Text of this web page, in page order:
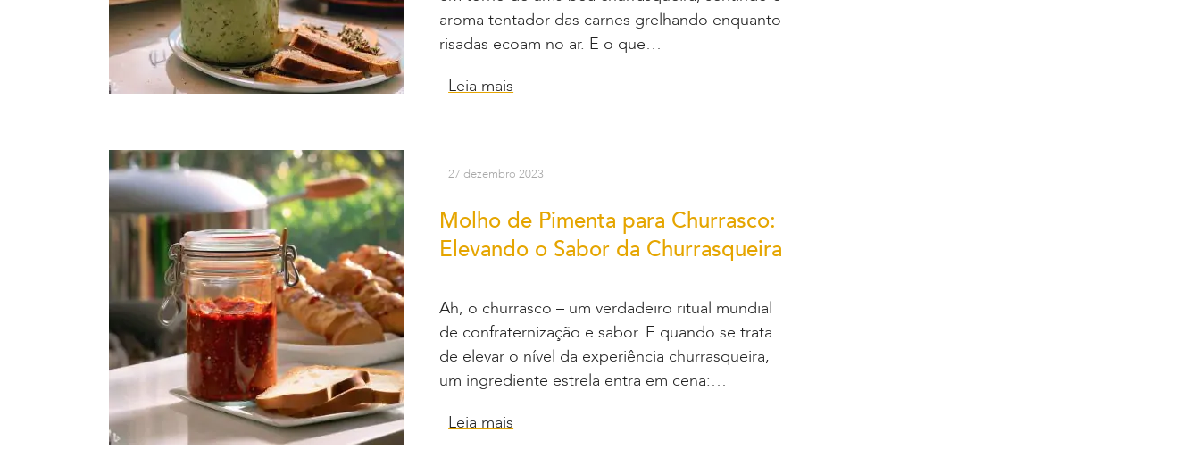
aroma tentador das carnes grelhando enquanto
risadas ecoam no ar. E o que…
Leia mais
27 dezembro 2023
Molho de Pimenta para Churrasco:
Elevando o Sabor da Churrasqueira
Ah, o churrasco – um verdadeiro ritual mundial
de confraternização e sabor. E quando se trata
de elevar o nível da experiência churrasqueira,
um ingrediente estrela entra em cena:…
Leia mais